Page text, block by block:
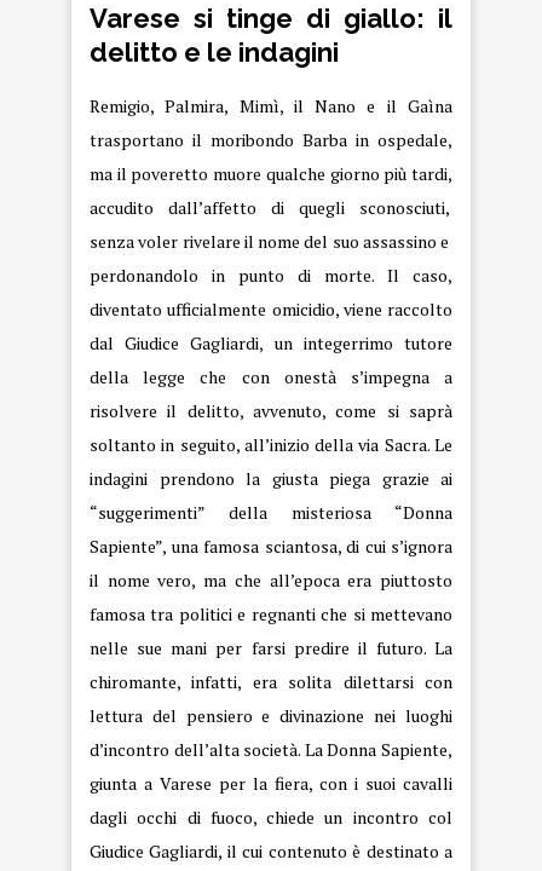
Varese si tinge di giallo: il
delitto e le indagini
Remigio, Palmira, Mimì, il Nano e il Gaìna
trasportano il moribondo Barba in ospedale,
ma il poveretto muore qualche giorno più tardi,
accudito dall’affetto di quegli sconosciuti,
senza voler rivelare il nome del suo assassino e
perdonandolo in punto di morte. Il caso,
diventato ufficialmente omicidio, viene raccolto
dal Giudice Gagliardi, un integerrimo tutore
della legge che con onestà s’impegna a
risolvere il delitto, avvenuto, come si saprà
soltanto in seguito, all’inizio della via Sacra. Le
indagini prendono la giusta piega grazie ai
“suggerimenti” della misteriosa “Donna
Sapiente”, una famosa sciantosa, di cui s’ignora
il nome vero, ma che all’epoca era piuttosto
famosa tra politici e regnanti che si mettevano
nelle sue mani per farsi predire il futuro. La
chiromante, infatti, era solita dilettarsi con
lettura del pensiero e divinazione nei luoghi
d’incontro dell’alta società. La Donna Sapiente,
giunta a Varese per la fiera, con i suoi cavalli
dagli occhi di fuoco, chiede un incontro col
Giudice Gagliardi, il cui contenuto è destinato a